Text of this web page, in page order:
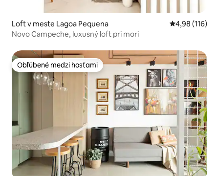
Loft v meste Lagoa Pequena Priemerné
4,98 (116)
Novo Campeche, luxusný loft pri mori
Obľúbené medzi hosťami
Obľúbené medzi hosťami